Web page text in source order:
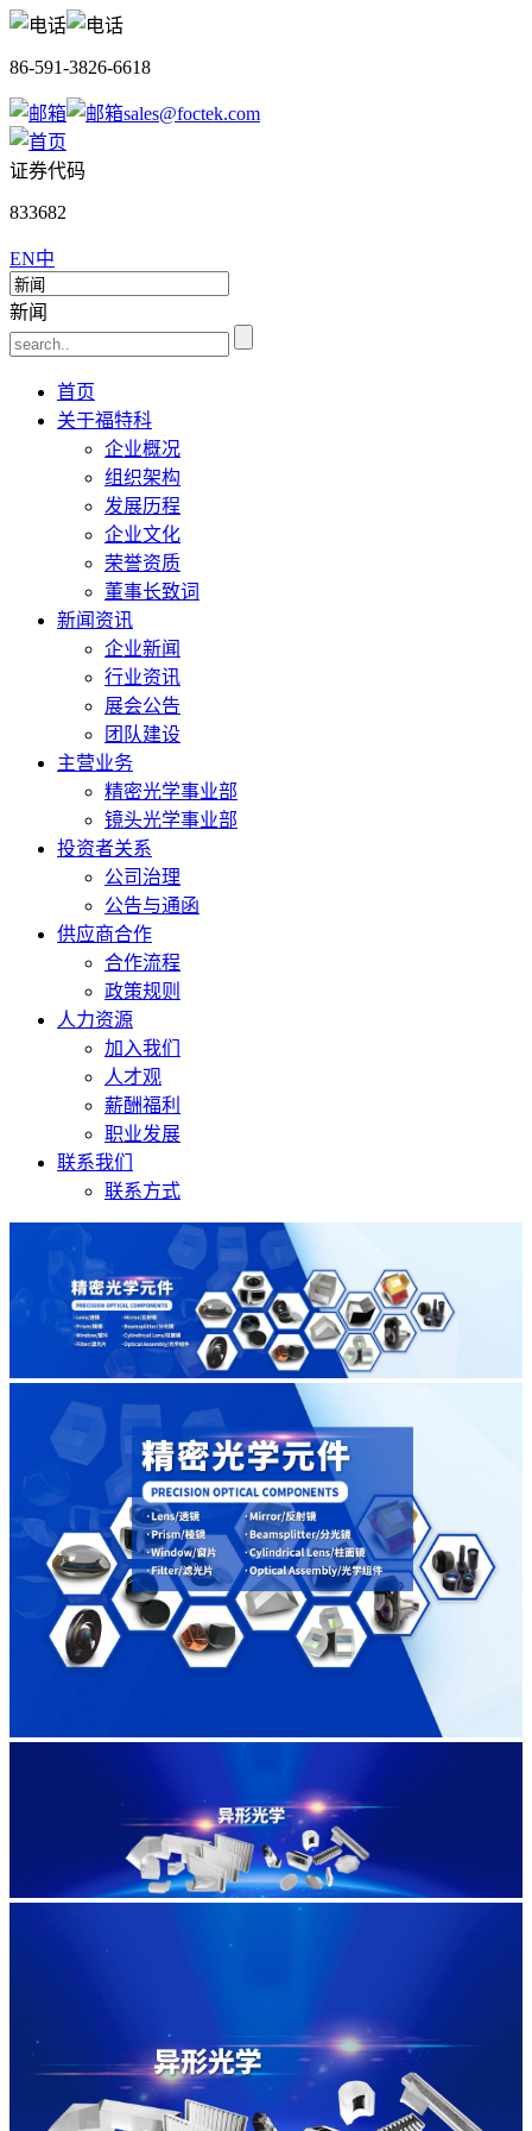
86-591-3826-6618
sales@foctek.com
证券代码
833682
EN中
新闻
首页
关于福特科
企业概况
组织架构
发展历程
企业文化
荣誉资质
董事长致词
新闻资讯
企业新闻
行业资讯
展会公告
团队建设
主营业务
精密光学事业部
镜头光学事业部
投资者关系
公司治理
公告与通函
供应商合作
合作流程
政策规则
人力资源
加入我们
人才观
薪酬福利
职业发展
联系我们
联系方式